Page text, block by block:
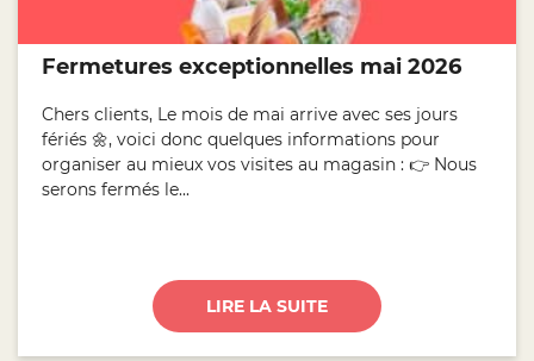
Fermetures exceptionnelles mai 2026
Chers clients, Le mois de mai arrive avec ses jours
fériés 🌼, voici donc quelques informations pour
organiser au mieux vos visites au magasin : 👉 Nous
serons fermés le...
LIRE LA SUITE